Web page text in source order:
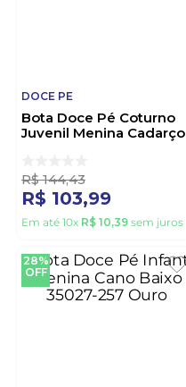
DOCE PE
Bota Doce Pé Coturno
Juvenil Menina Cadarço
R$ 144,43
R$ 103,99
Em até 10x R$ 10,39 sem juros
28%
OFF